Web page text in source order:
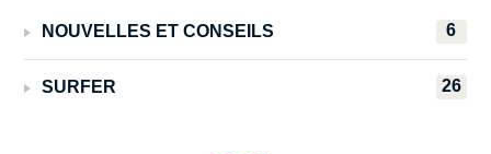
NOUVELLES ET CONSEILS 6
SURFER 26